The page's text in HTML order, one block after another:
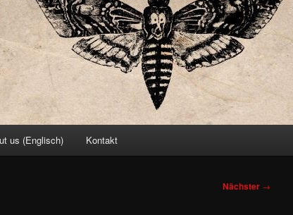
us (Englisch) Kontakt
Nächster →